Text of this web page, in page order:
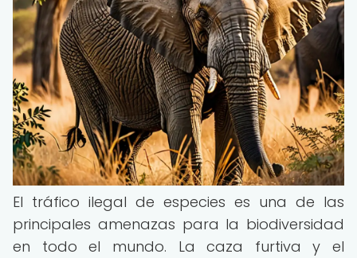
El tráfico ilegal de especies es una de las
principales amenazas para la biodiversidad
en todo el mundo. La caza furtiva y el